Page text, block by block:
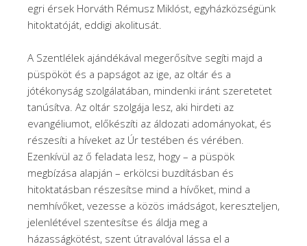
egri érsek Horváth Rémusz Miklóst, egyházközségünk
hitoktatóját, eddigi akolitusát.
A Szentlélek ajándékával megerősítve segíti majd a
püspököt és a papságot az ige, az oltár és a
jótékonyság szolgálatában, mindenki iránt szeretetet
tanúsítva. Az oltár szolgája lesz, aki hirdeti az
evangéliumot, előkészíti az áldozati adományokat, és
részesíti a híveket az Úr testében és vérében.
Ezenkívül az ő feladata lesz, hogy – a püspök
megbízása alapján – erkölcsi buzdításban és
hitoktatásban részesítse mind a hívőket, mind a
nemhívőket, vezesse a közös imádságot, kereszteljen,
jelenlétével szentesítse és áldja meg a
házasságkötést, szent útravalóval lássa el a